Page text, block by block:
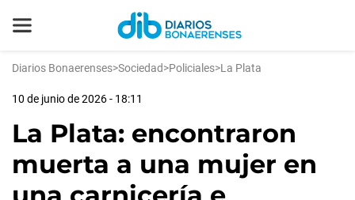
Diarios Bonaerenses>Sociedad>Policiales>La Plata
10 de junio de 2026 - 18:11
La Plata: encontraron
muerta a una mujer en